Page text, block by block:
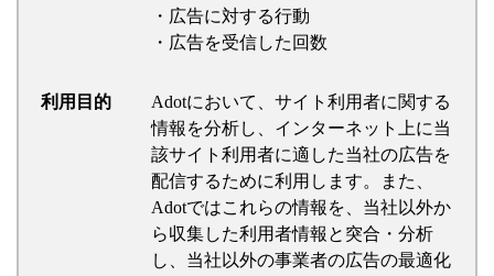
・広告に対する行動
・広告を受信した回数
利用目的
Adotにおいて、サイト利用者に関する
情報を分析し、インターネット上に当
該サイト利用者に適した当社の広告を
配信するために利用します。また、
Adotではこれらの情報を、当社以外か
ら収集した利用者情報と突合・分析
し、当社以外の事業者の広告の最適化